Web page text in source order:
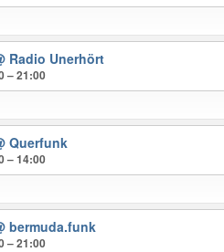
Radio Unerhört
– 21:00
Querfunk
– 14:00
bermuda.funk
– 21:00